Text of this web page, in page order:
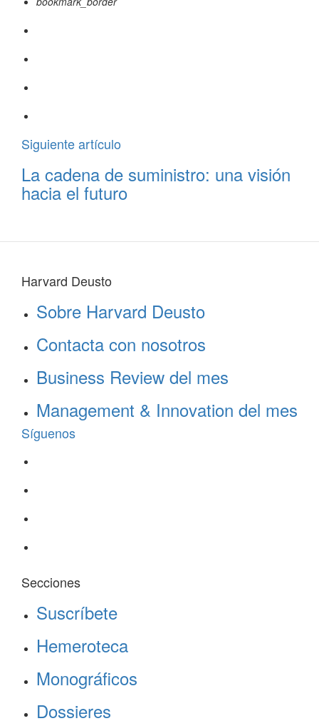
Siguiente artículo
La cadena de suministro: una visión
hacia el futuro
Harvard Deusto
Sobre Harvard Deusto
Contacta con nosotros
Business Review del mes
Management & Innovation del mes
Síguenos
Secciones
Suscríbete
Hemeroteca
Monográficos
Dossieres